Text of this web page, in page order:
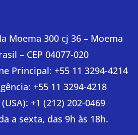
Moema 300 cj 36 – Moema
– CEP 04077-020
Principal: +55 11 3294-4214
+55 11 3294-4218
+1 (212) 202-0469
a sexta, das 9h às 18h.